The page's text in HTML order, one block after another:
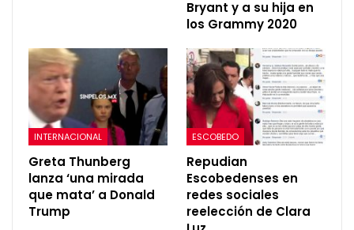
Bryant y a su hija en
los Grammy 2020
INTERNACIONAL
Greta Thunberg
lanza ‘una mirada
que mata’ a Donald
Trump
ESCOBEDO
Repudian
Escobedenses en
redes sociales
reelección de Clara